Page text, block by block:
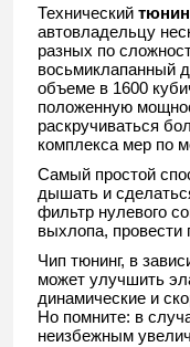
Технический
автовладельцу
разных по
восьмиклапанный
объеме в 1600
положенную
раскручиваться
комплекса мер по
Самый простой
дышать и
фильтр нулевого
выхлопа, провести
Чип тюнинг, в
может улучшить
динамические и
Но помните: в
неизбежным